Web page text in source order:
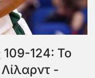
124: Το
-